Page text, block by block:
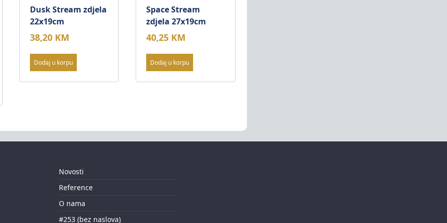
Dusk Stream zdjela
22x19cm
38,20 KM
Dodaj u korpu
Space Stream
zdjela 27x19cm
40,25 KM
Dodaj u korpu
Novosti
Reference
O nama
#253 (bez naslova)